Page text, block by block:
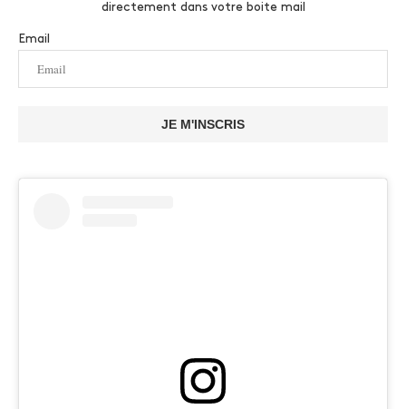
directement dans votre boite mail
Email
JE M'INSCRIS